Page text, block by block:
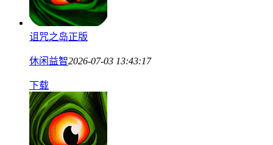
诅咒之岛正版
休闲益智2026-07-03 13:43:17
下载